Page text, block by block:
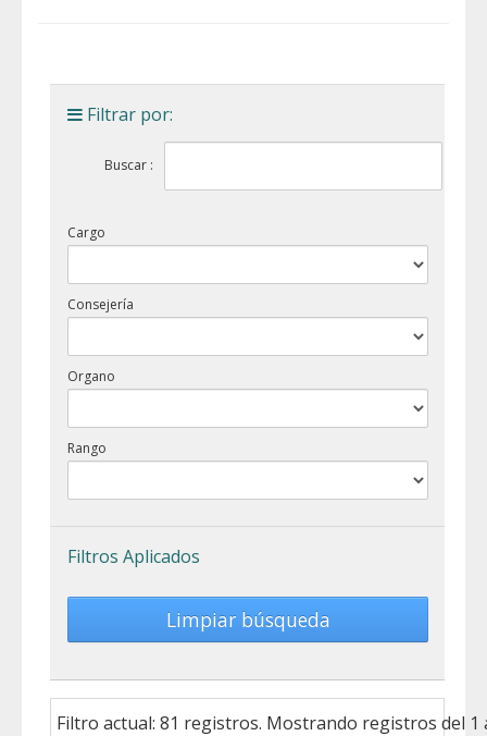
Filtrar por:
Buscar :
Cargo
Consejería
Organo
Rango
Filtros Aplicados
Limpiar búsqueda
Filtro actual: 81 registros. Mostrando registros del 1